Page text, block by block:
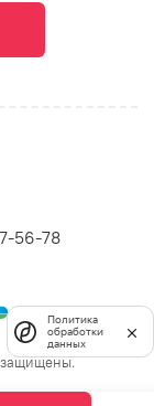
56-78
Политика
обработки
данных